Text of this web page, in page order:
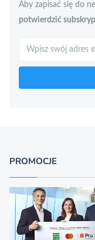
Aby zapisać się do
potwierdzić
Szukaj
PROMOCJE